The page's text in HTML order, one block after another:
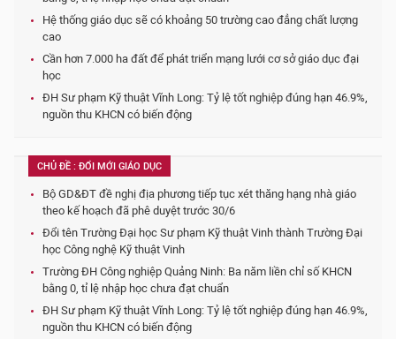
Hệ thống giáo dục sẽ có khoảng 50 trường cao đẳng chất lượng
cao
Cần hơn 7.000 ha đất để phát triển mạng lưới cơ sở giáo dục đại
học
ĐH Sư phạm Kỹ thuật Vĩnh Long: Tỷ lệ tốt nghiệp đúng hạn 46.9%,
nguồn thu KHCN có biến động
CHỦ ĐỀ : ĐỔI MỚI GIÁO DỤC
Bộ GD&ĐT đề nghị địa phương tiếp tục xét thăng hạng nhà giáo
theo kế hoạch đã phê duyệt trước 30/6
Đổi tên Trường Đại học Sư phạm Kỹ thuật Vinh thành Trường Đại
học Công nghệ Kỹ thuật Vinh
Trường ĐH Công nghiệp Quảng Ninh: Ba năm liền chỉ số KHCN
bằng 0, tỉ lệ nhập học chưa đạt chuẩn
ĐH Sư phạm Kỹ thuật Vĩnh Long: Tỷ lệ tốt nghiệp đúng hạn 46.9%,
nguồn thu KHCN có biến động